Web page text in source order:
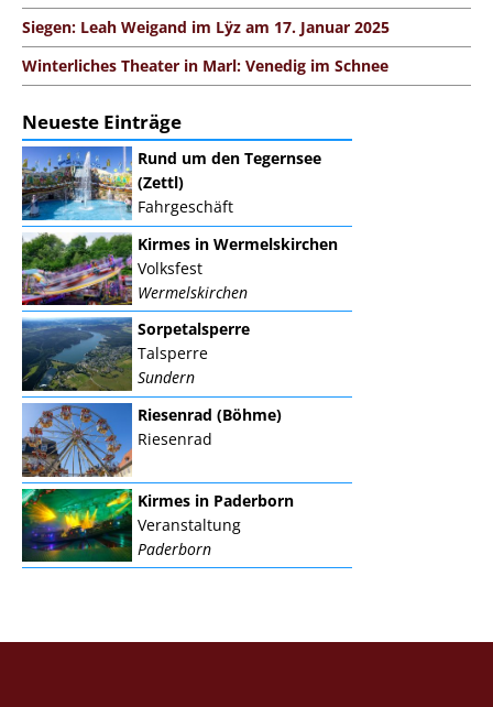
Siegen: Leah Weigand im Lÿz am 17. Januar 2025
Winterliches Theater in Marl: Venedig im Schnee
Neueste Einträge
Rund um den Tegernsee
(Zettl)
Fahrgeschäft
Kirmes in Wermelskirchen
Volksfest
Wermelskirchen
Sorpetalsperre
Talsperre
Sundern
Riesenrad (Böhme)
Riesenrad
Kirmes in Paderborn
Veranstaltung
Paderborn